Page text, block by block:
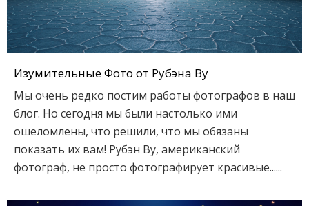
Изумительные Фото от Рубэна Ву
Мы очень редко постим работы фотографов в наш
блог. Но сегодня мы были настолько ими
ошеломлены, что решили, что мы обязаны
показать их вам! Рубэн Ву, американский
фотограф, не просто фотографирует красивые......